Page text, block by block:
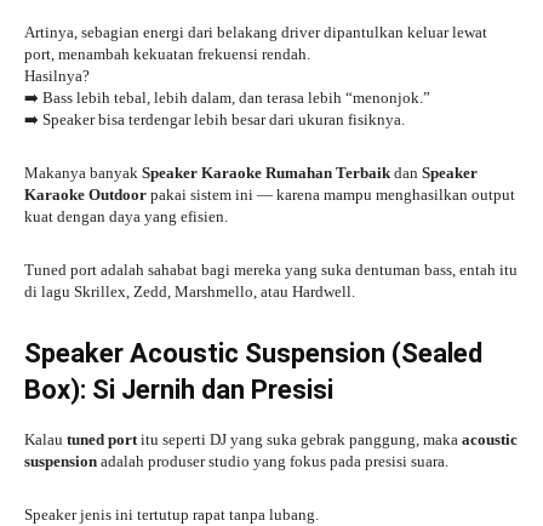
Artinya, sebagian energi dari belakang driver dipantulkan keluar lewat
port, menambah kekuatan frekuensi rendah.
Hasilnya?
➡️ Bass lebih tebal, lebih dalam, dan terasa lebih “menonjok.”
➡️ Speaker bisa terdengar lebih besar dari ukuran fisiknya.
Makanya banyak Speaker Karaoke Rumahan Terbaik dan Speaker
Karaoke Outdoor pakai sistem ini — karena mampu menghasilkan output
kuat dengan daya yang efisien.
Tuned port adalah sahabat bagi mereka yang suka dentuman bass, entah itu
di lagu Skrillex, Zedd, Marshmello, atau Hardwell.
Speaker Acoustic Suspension (Sealed
Box): Si Jernih dan Presisi
Kalau tuned portitu seperti DJ yang suka gebrak panggung, maka acoustic
suspension adalah produser studio yang fokus pada presisi suara.
Speaker jenis ini tertutup rapat tanpa lubang.